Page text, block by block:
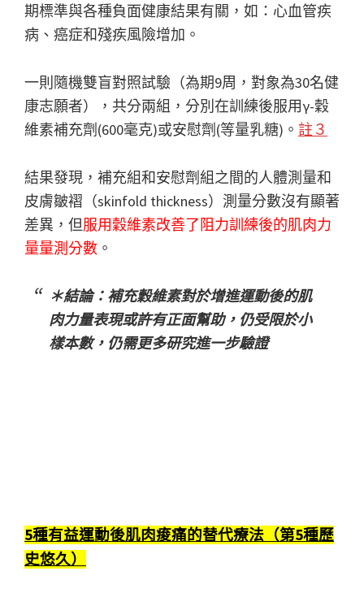
期標準與各種負面健康結果有關，如：心血管疾
病、癌症和殘疾風險增加。
一則隨機雙盲對照試驗（為期9周，對象為30名健
康志願者），共分兩組，分別在訓練後服用γ-穀
維素補充劑(600毫克)或安慰劑(等量乳糖)。 註３
結果發現，補充組和安慰劑組之間的人體測量和
皮膚皺褶（skinfold thickness）測量分數沒有顯著
差異，但服用穀維素改善了阻力訓練後的肌肉力
量量測分數 。
＊結論：補充穀維素對於增進運動後的肌
肉力量表現或許有正面幫助，仍受限於小
樣本數，仍需更多研究進一步驗證
5種有益運動後肌肉痠痛的替代療法（第5種歷
史悠久）